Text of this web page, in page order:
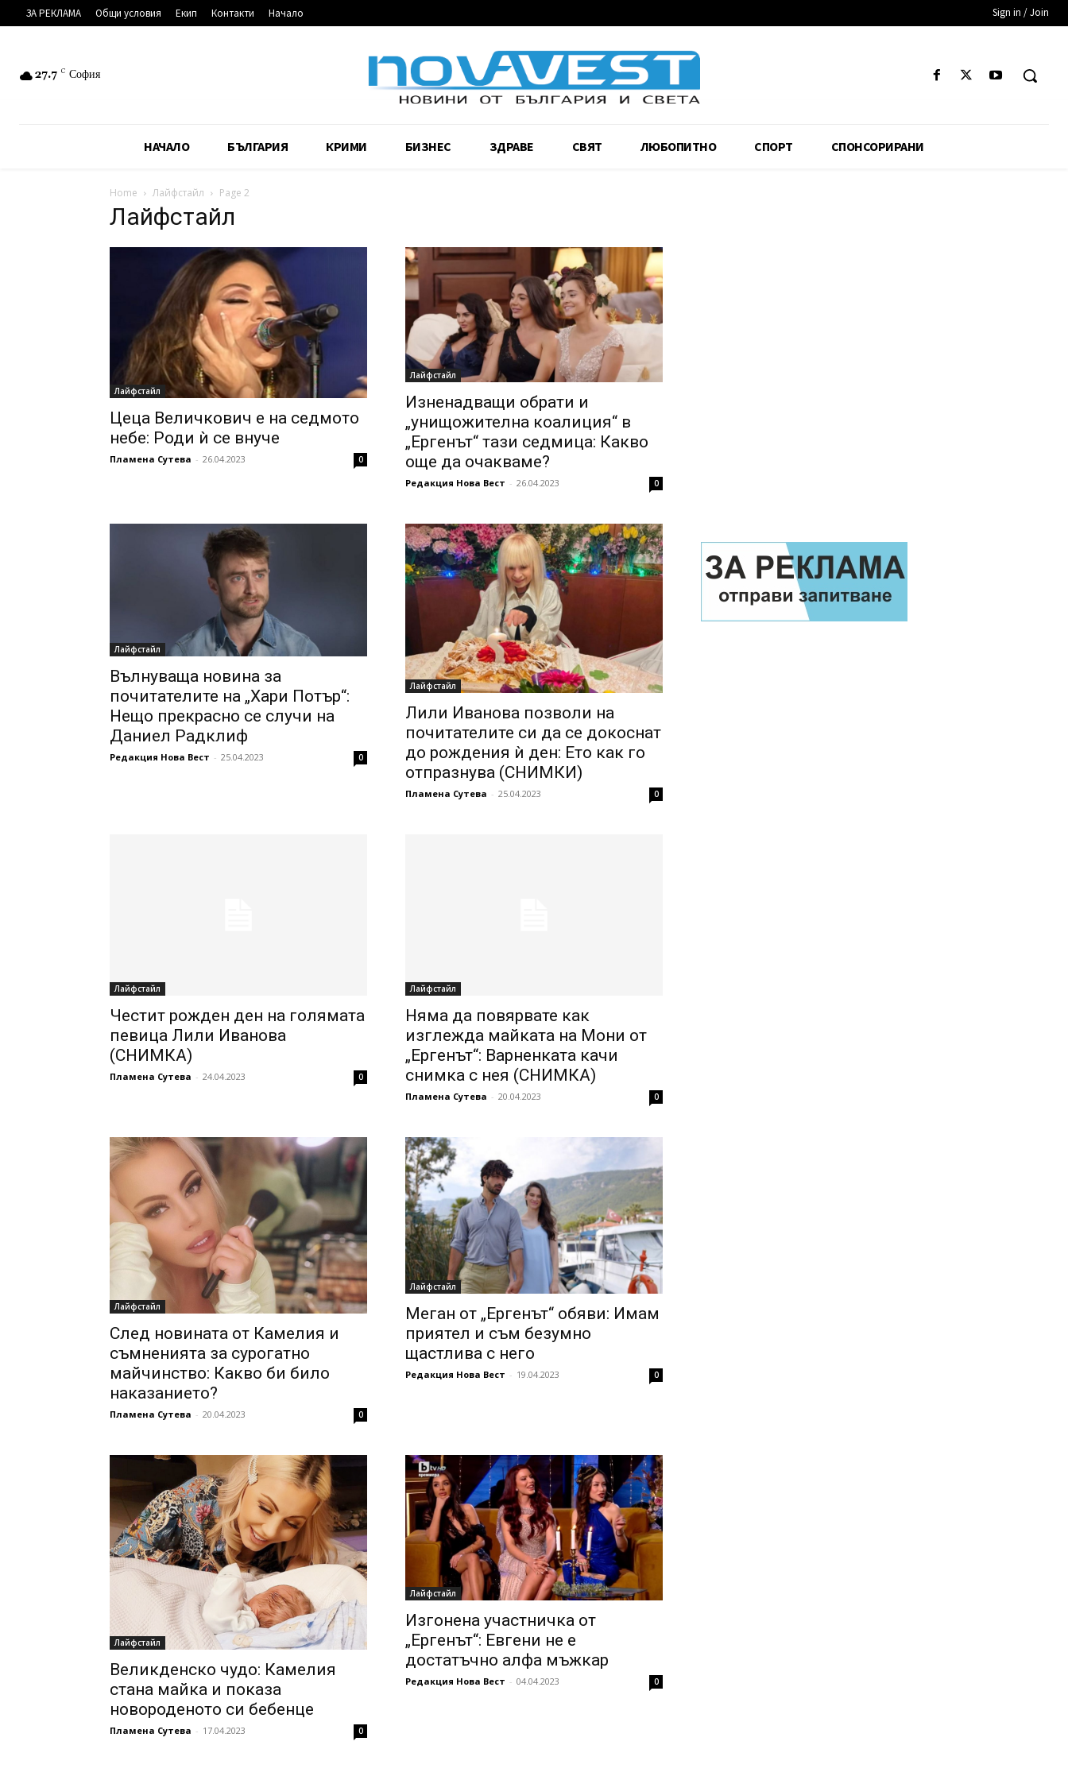
ЗА РЕКЛАМА Общи условия Екип Контакти Начало Sign in / Join
27.7 C София
НАЧАЛО БЪЛГАРИЯ КРИМИ БИЗНЕС ЗДРАВЕ СВЯТ ЛЮБОПИТНО СПОРТ СПОНСОРИРАНИ
Home Лайфстайл Page 2
Лайфстайл
Лайфстайл
Цеца Величкович е на седмото
небе: Роди ѝ се внуче
Пламена Сутева - 26.04.2023 0
Лайфстайл
Изненадващи обрати и
„унищожителна коалиция“ в
„Ергенът“ тази седмица: Какво
още да очакваме?
Редакция Нова Вест - 26.04.2023 0
Лайфстайл
Вълнуваща новина за
почитателите на „Хари Потър“:
Нещо прекрасно се случи на
Даниел Радклиф
Редакция Нова Вест - 25.04.2023 0
Лайфстайл
Лили Иванова позволи на
почитателите си да се докоснат
до рождения ѝ ден: Ето как го
отпразнува (СНИМКИ)
Пламена Сутева - 25.04.2023 0
Лайфстайл
Честит рожден ден на голямата
певица Лили Иванова
(СНИМКА)
Пламена Сутева - 24.04.2023 0
Лайфстайл
Няма да повярвате как
изглежда майката на Мони от
„Ергенът“: Варненката качи
снимка с нея (СНИМКА)
Пламена Сутева - 20.04.2023 0
Лайфстайл
След новината от Камелия и
съмненията за сурогатно
майчинство: Какво би било
наказанието?
Пламена Сутева - 20.04.2023 0
Лайфстайл
Меган от „Ергенът“ обяви: Имам
приятел и съм безумно
щастлива с него
Редакция Нова Вест - 19.04.2023 0
Лайфстайл
Великденско чудо: Камелия
стана майка и показа
новороденото си бебенце
Пламена Сутева - 17.04.2023 0
Лайфстайл
Изгонена участничка от
„Ергенът“: Евгени не е
достатъчно алфа мъжкар
Редакция Нова Вест - 04.04.2023 0